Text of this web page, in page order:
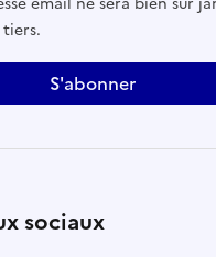
S'abonner
sociaux